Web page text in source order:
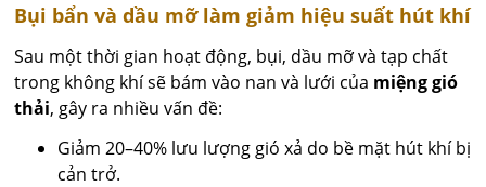
Bụi bẩn và dầu mỡ làm giảm hiệu suất hút khí
Sau một thời gian hoạt động, bụi, dầu mỡ và tạp chất
trong không khí sẽ bám vào nan và lưới của miệng gió
thải, gây ra nhiều vấn đề:
Giảm 20–40% lưu lượng gió xả do bề mặt hút khí bị
cản trở.